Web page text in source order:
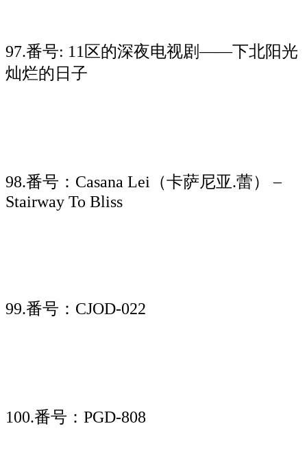
97.番号: 11区的深夜电视剧——下北阳光
灿烂的日子
98.番号：Casana Lei（卡萨尼亚.蕾） –
Stairway To Bliss
99.番号：CJOD-022
100.番号：PGD-808